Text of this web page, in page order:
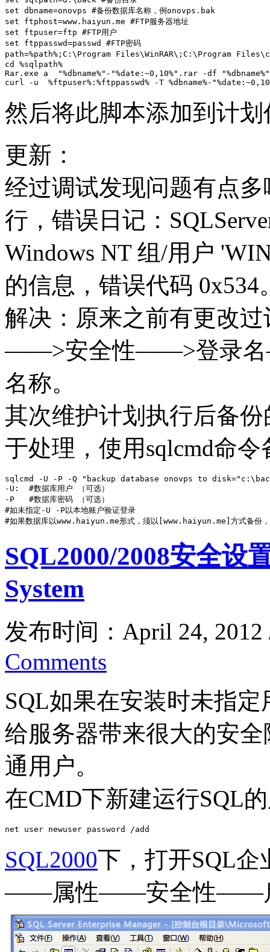
set dbname=onovps #备份数据库名称，例onovps.bak
set ftphost=www.haiyun.me #FTP服务器地址
set ftpuser=ftp #FTP用户
set ftppasswd=passwd #FTP密码
path=%path%;C:\Program Files\WinRAR\;C:\Program
cd %sqlpath%
Rar.exe a  "%dbname%"-"%date:~0,10%".rar -df
curl -u  %ftpuser%:%ftppasswd% -T %dbname%-
然后将此脚本添加到计
更新：
经过调试发现问题有点
行，错误日记：
Windows NT 组/用户
的信息，错误代码 0x534
解决：原来之前有更改
——>安全性——>登录名
名称。
其次维护计划执行后备
于处理，使用sqlcmd命
sqlcmd -U -P -Q "backup database onovps to
-U:  #数据库用户 （可选）
-P   #数据库密码 （可选）
#如未指定-U -P以本地账户验证登录
#如果数据库以www.haiyun.me形式，须以[www.haiyun.me]方式备份，
SQL2000/2008安全设
System
发布时间：April 24,
Comments
SQL如果在安装时未指定
给服务器带来很大的安
通用户。
在CMD下新建运行SQL
net user newuser password /add
SQL2000下，打开SQL
——属性——安全性——